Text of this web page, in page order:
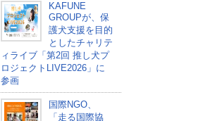
KAFUNE
GROUPが、保
護犬支援を目的
としたチャリテ
ィライブ「第2回 推し犬プ
ロジェクトLIVE2026」に
参画
国際NGO、
「走る国際協